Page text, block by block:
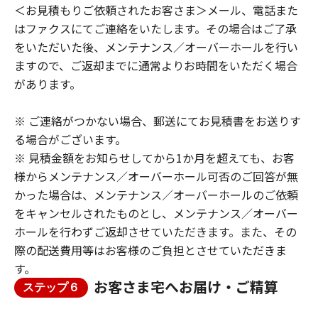
＜お見積もりご依頼されたお客さま＞メール、電話また
はファクスにてご連絡をいたします。その場合はご了承
をいただいた後、メンテナンス／オーバーホールを行い
ますので、ご返却までに通常よりお時間をいただく場合
があります。
※ ご連絡がつかない場合、郵送にてお見積書をお送りす
る場合がございます。
※ 見積金額をお知らせしてから1か月を超えても、お客
様からメンテナンス／オーバーホール可否のご回答が無
かった場合は、メンテナンス／オーバーホールのご依頼
をキャンセルされたものとし、メンテナンス／オーバー
ホールを行わずご返却させていただきます。また、その
際の配送費用等はお客様のご負担とさせていただきま
す。
ステップ６ お客さま宅へお届け・ご精算